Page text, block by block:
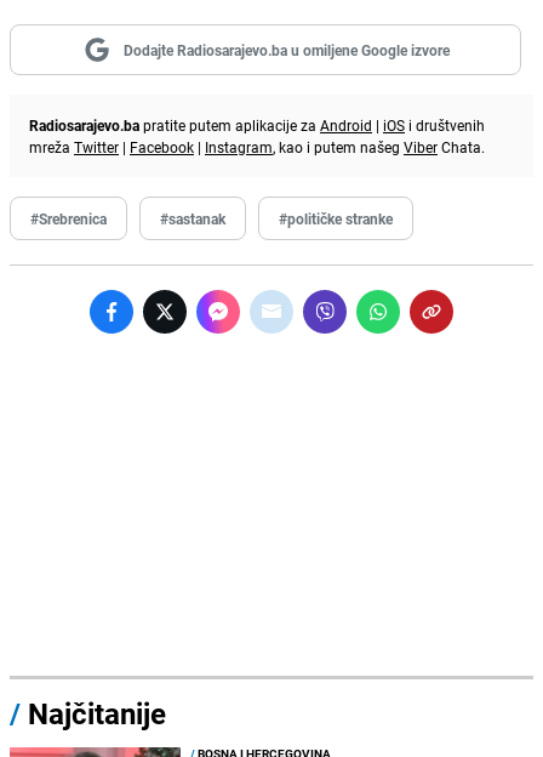
Dodajte Radiosarajevo.ba u omiljene Google izvore
Radiosarajevo.bapratite putem aplikacije za Android | iOS i društvenih
mreža Twitter | Facebook | Instagram, kao i putem našeg ViberChata.
#Srebrenica #sastanak #političke stranke
/ Najčitanije
/BOSNA I HERCEGOVINA